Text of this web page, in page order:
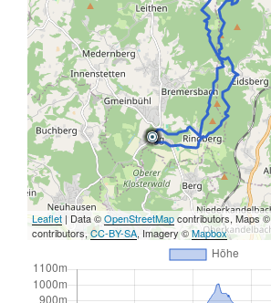
Leaflet | Data ©OpenStreetMapcontributors, Maps ©
contributors, CC-BY-SA , Imagery ©Mapbox